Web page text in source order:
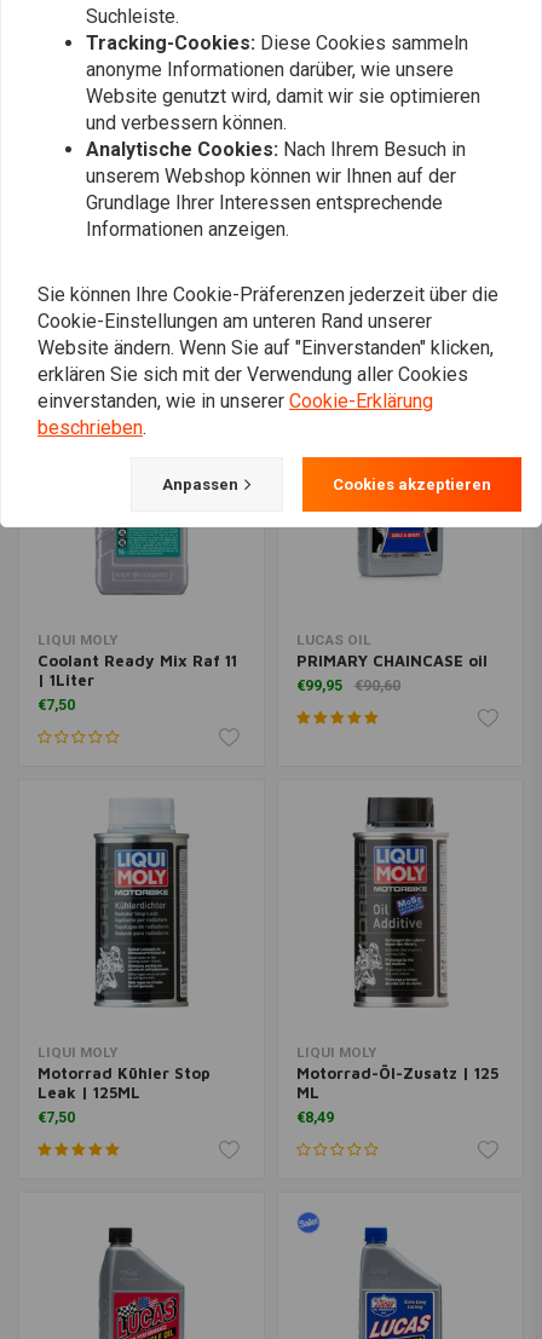
LUCAS OIL
€8,11
LIQUI MOLY
Coolant Ready Mix Raf 11
| 1Liter
€7,50
LUCAS OIL
PRIMARY CHAINCASE oil
€99,95 €90,60
LIQUI MOLY
Motorrad Kühler Stop
Leak | 125ML
€7,50
LIQUI MOLY
Motorrad-Öl-Zusatz | 125
ML
€8,49
Suchleiste.
Tracking-Cookies: Diese Cookies sammeln
anonyme Informationen darüber, wie unsere
Website genutzt wird, damit wir sie optimieren
und verbessern können.
Analytische Cookies: Nach Ihrem Besuch in
unserem Webshop können wir Ihnen auf der
Grundlage Ihrer Interessen entsprechende
Informationen anzeigen.
Sie können Ihre Cookie-Präferenzen jederzeit über die
Cookie-Einstellungen am unteren Rand unserer
Website ändern. Wenn Sie auf "Einverstanden" klicken,
erklären Sie sich mit der Verwendung aller Cookies
einverstanden, wie in unserer Cookie-Erklärung
beschrieben.
Anpassen Cookies akzeptieren